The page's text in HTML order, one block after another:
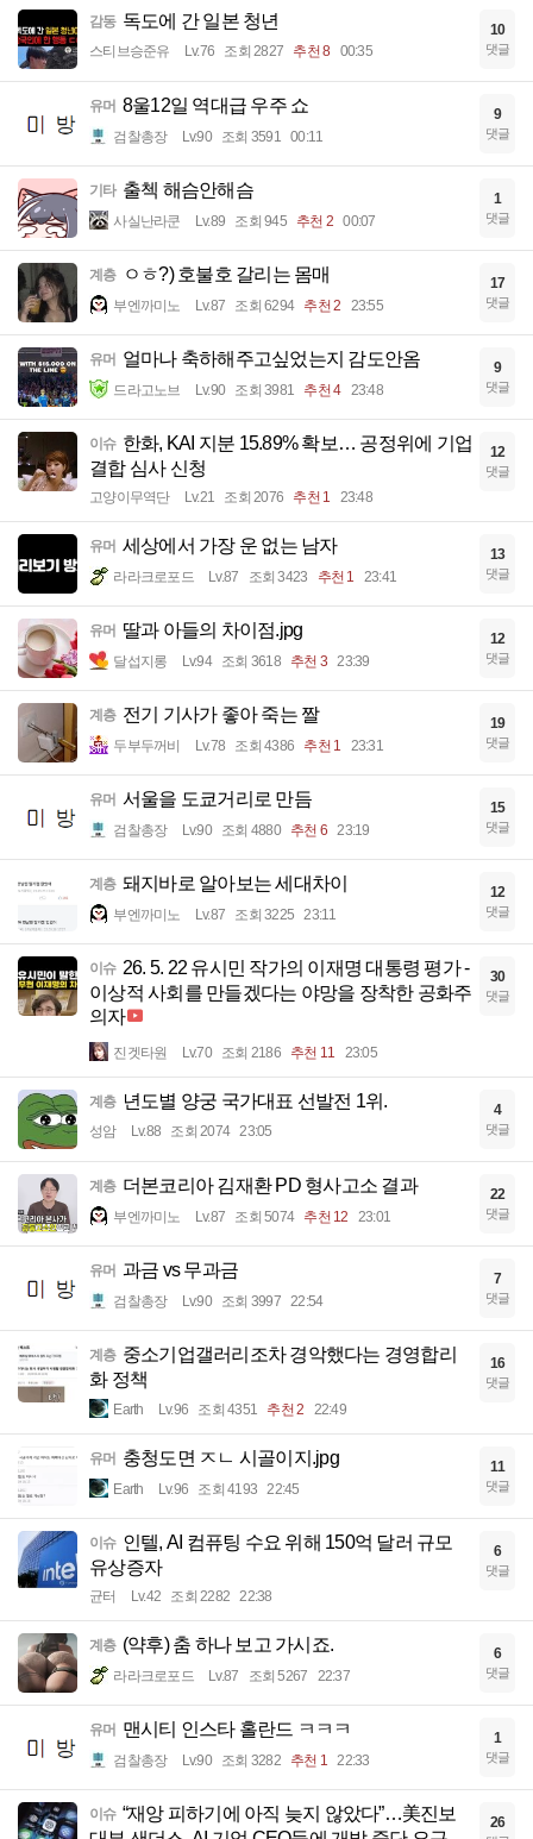
감동 독도에 간 일본 청년
스티브승준유 Lv.76 조회 2827 추천 8 00:35
10
댓글
유머 8울12일 역대급 우주 쇼
검찰총장 Lv.90 조회 3591 00:11
9
댓글
기타 출첵 해슴안해슴
사실난라쿤 Lv.89 조회 945 추천 2 00:07
1
댓글
계층 ㅇㅎ?) 호불호 갈리는 몸매
부엔까미노 Lv.87 조회 6294 추천 2 23:55
17
댓글
유머 얼마나 축하해주고싶었는지 감도안옴
드라고노브 Lv.90 조회 3981 추천 4 23:48
9
댓글
이슈 한화, KAI 지분 15.89% 확보… 공정위에 기업
결합 심사 신청
고양이무역단 Lv.21 조회 2076 추천 1 23:48
12
댓글
유머 세상에서 가장 운 없는 남자
라라크로포드 Lv.87 조회 3423 추천 1 23:41
13
댓글
유머 딸과 아들의 차이점.jpg
달섭지롱 Lv.94 조회 3618 추천 3 23:39
12
댓글
계층 전기 기사가 좋아 죽는 짤
두부두꺼비 Lv.78 조회 4386 추천 1 23:31
19
댓글
유머 서울을 도쿄거리로 만듬
검찰총장 Lv.90 조회 4880 추천 6 23:19
15
댓글
계층 돼지바로 알아보는 세대차이
부엔까미노 Lv.87 조회 3225 23:11
12
댓글
이슈 26. 5. 22 유시민 작가의 이재명 대통령 평가 -
이상적 사회를 만들겠다는 야망을 장착한 공화주
의자
진겟타원 Lv.70 조회 2186 추천 11 23:05
30
댓글
계층 년도별 양궁 국가대표 선발전 1위.
성암 Lv.88 조회 2074 23:05
4
댓글
계층 더본코리아 김재환 PD 형사고소 결과
부엔까미노 Lv.87 조회 5074 추천 12 23:01
22
댓글
유머 과금 vs 무과금
검찰총장 Lv.90 조회 3997 22:54
7
댓글
계층 중소기업갤러리조차 경악했다는 경영합리
화 정책
Earth Lv.96 조회 4351 추천 2 22:49
16
댓글
유머 충청도면 ㅈㄴ 시골이지.jpg
Earth Lv.96 조회 4193 22:45
11
댓글
이슈 인텔, AI 컴퓨팅 수요 위해 150억 달러 규모
유상증자
균터 Lv.42 조회 2282 22:38
6
댓글
계층 (약후) 춤 하나 보고 가시죠.
라라크로포드 Lv.87 조회 5267 22:37
6
댓글
유머 맨시티 인스타 홀란드 ㅋㅋㅋ
검찰총장 Lv.90 조회 3282 추천 1 22:33
1
댓글
이슈 “재앙 피하기에 아직 늦지 않았다”…美진보
26